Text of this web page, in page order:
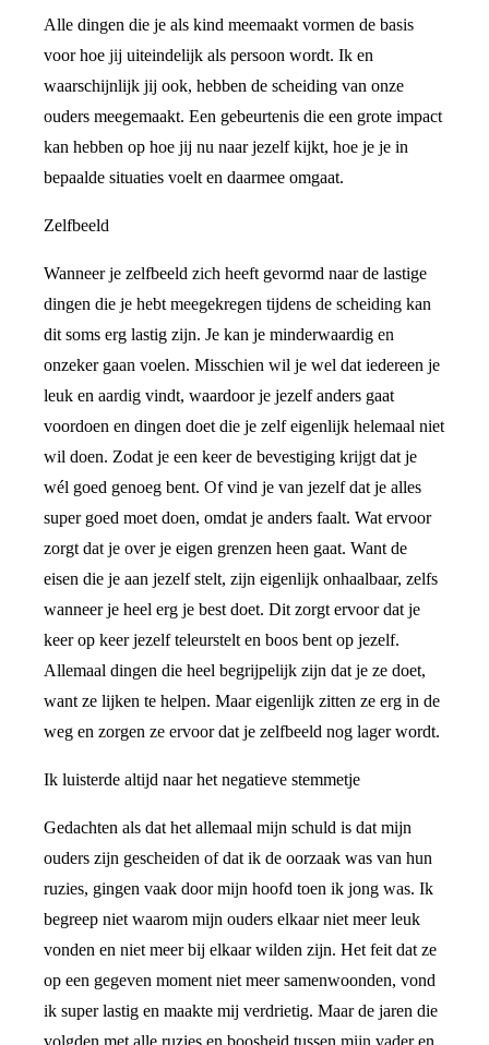
Alle dingen die je als kind meemaakt vormen de basis
voor hoe jij uiteindelijk als persoon wordt. Ik en
waarschijnlijk jij ook, hebben de scheiding van onze
ouders meegemaakt. Een gebeurtenis die een grote impact
kan hebben op hoe jij nu naar jezelf kijkt, hoe je je in
bepaalde situaties voelt en daarmee omgaat.
Zelfbeeld
Wanneer je zelfbeeld zich heeft gevormd naar de lastige
dingen die je hebt meegekregen tijdens de scheiding kan
dit soms erg lastig zijn. Je kan je minderwaardig en
onzeker gaan voelen. Misschien wil je wel dat iedereen je
leuk en aardig vindt, waardoor je jezelf anders gaat
voordoen en dingen doet die je zelf eigenlijk helemaal niet
wil doen. Zodat je een keer de bevestiging krijgt dat je
wél goed genoeg bent. Of vind je van jezelf dat je alles
super goed moet doen, omdat je anders faalt. Wat ervoor
zorgt dat je over je eigen grenzen heen gaat. Want de
eisen die je aan jezelf stelt, zijn eigenlijk onhaalbaar, zelfs
wanneer je heel erg je best doet. Dit zorgt ervoor dat je
keer op keer jezelf teleurstelt en boos bent op jezelf.
Allemaal dingen die heel begrijpelijk zijn dat je ze doet,
want ze lijken te helpen. Maar eigenlijk zitten ze erg in de
weg en zorgen ze ervoor dat je zelfbeeld nog lager wordt.
Ik luisterde altijd naar het negatieve stemmetje
Gedachten als dat het allemaal mijn schuld is dat mijn
ouders zijn gescheiden of dat ik de oorzaak was van hun
ruzies, gingen vaak door mijn hoofd toen ik jong was. Ik
begreep niet waarom mijn ouders elkaar niet meer leuk
vonden en niet meer bij elkaar wilden zijn. Het feit dat ze
op een gegeven moment niet meer samenwoonden, vond
ik super lastig en maakte mij verdrietig. Maar de jaren die
volgden met alle ruzies en boosheid tussen mijn vader en